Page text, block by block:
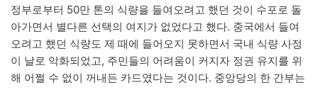
정부로부터 50만 톤의 식량을 들여오려고 했던 것이 수포로 돌
아가면서 별다른 선택의 여지가 없었다고 했다. 중국에서 들여
오려고 했던 식량도 제 때에 들어오지 못하면서 국내 식량 사정
이 날로 악화되었고, 주민들의 어려움이 커지자 정권 유지를 위
해 어쩔 수 없이 꺼내든 카드였다는 것이다. 중앙당의 한 간부는